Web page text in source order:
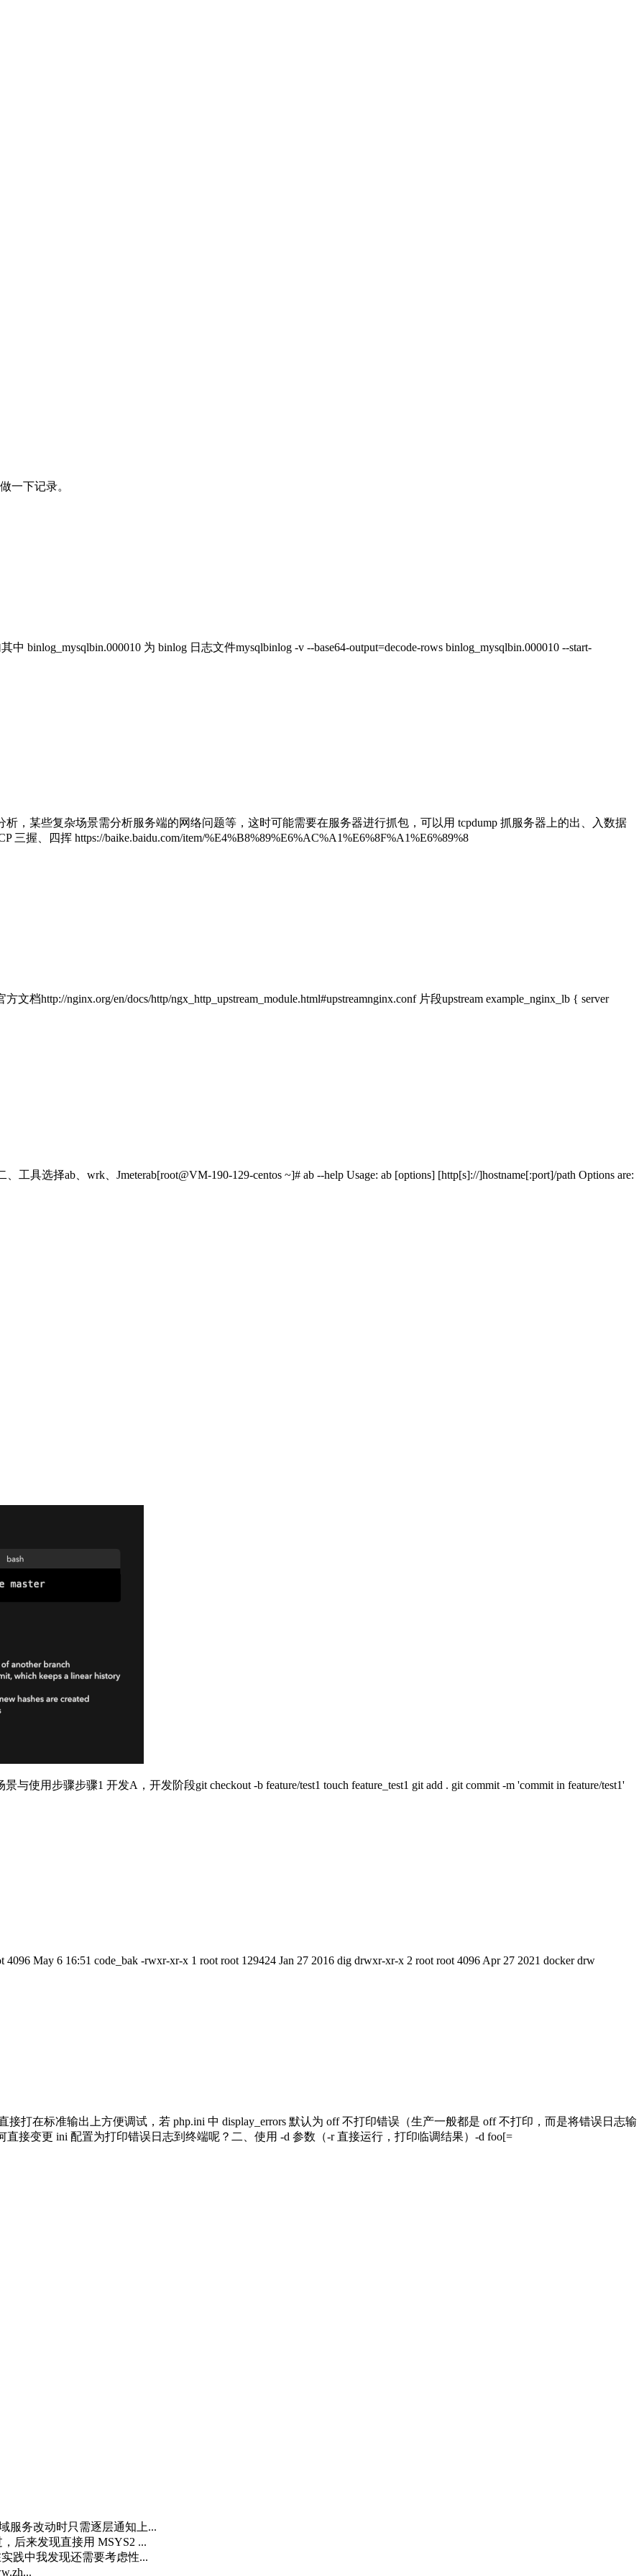
一下记录。
binlog_mysqlbin.000010 为 binlog 日志文件mysqlbinlog -v --base64-output=decode-rows binlog_mysqlbin.000010 --start-
，某些复杂场景需分析服务端的网络问题等，这时可能需要在服务器进行抓包，可以用 tcpdump 抓服务器上的出、入数据
握、四挥 https://baike.baidu.com/item/%E4%B8%89%E6%AC%A1%E6%8F%A1%E6%89%8
档http://nginx.org/en/docs/http/ngx_http_upstream_module.html#upstreamnginx.conf 片段upstream example_nginx_lb { server
具选择ab、wrk、Jmeterab[root@VM-190-129-centos ~]# ab --help Usage: ab [options] [http[s]://]hostname[:port]/path Options are:
用步骤步骤1 开发A，开发阶段git checkout -b feature/test1 touch feature_test1 git add . git commit -m 'commit in feature/test1'
May 6 16:51 code_bak -rwxr-xr-x 1 root root 129424 Jan 27 2016 dig drwxr-xr-x 2 root root 4096 Apr 27 2021 docker drw
打在标准输出上方便调试，若 php.ini 中 display_errors 默认为 off 不打印错误（生产一般都是 off 不打印，而是将错误日志输
接变更 ini 配置为打印错误日志到终端呢？二、使用 -d 参数（-r 直接运行，打印临调结果）-d foo[=
服务改动时只需逐层通知上...
后来发现直接用 MSYS2 ...
践中我发现还需要考虑性...